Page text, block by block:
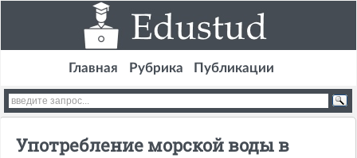
Главная Рубрика Публикации
Употребление морской воды в